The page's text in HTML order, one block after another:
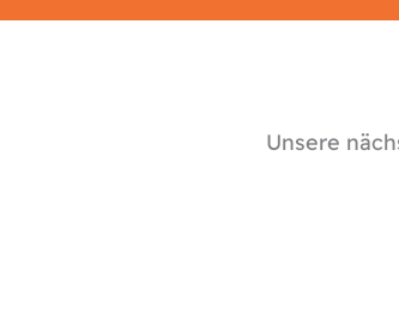
Unsere